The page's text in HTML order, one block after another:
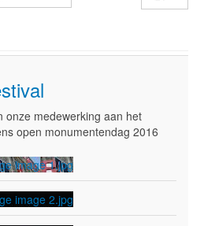
#
onze medewerking aan het
open monumentendag 2016